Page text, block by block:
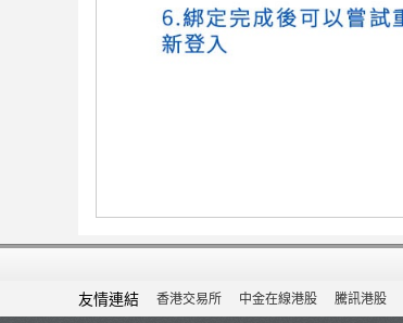
友情連結 香港交易所 中金在線港股 騰訊港股